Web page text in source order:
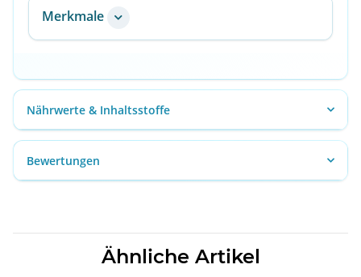
Merkmale
Nährwerte & Inhaltsstoffe
Bewertungen
Ähnliche Artikel